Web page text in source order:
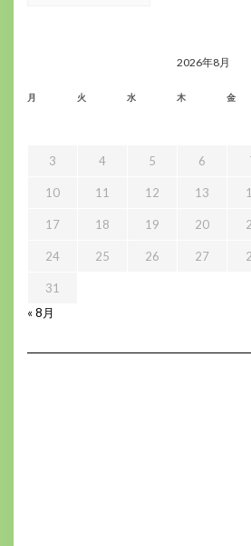
2026年8月
月 火 水 木 金
3 4 5 6
10 11 12 13
17 18 19 20
24 25 26 27
31
« 8月